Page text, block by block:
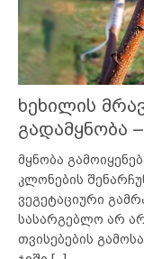
ხეხილის
გადამყნობა
მყნობა
კლონების
ვეგეტაციური
სასარგებლო არ
თვისებების